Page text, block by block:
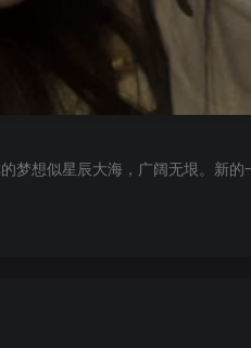
梦想似星辰大海，广阔无垠。新